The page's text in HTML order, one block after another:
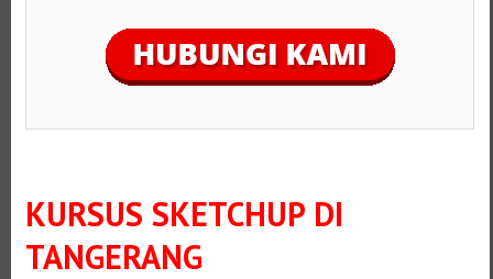
KURSUS SKETCHUP DI
TANGERANG